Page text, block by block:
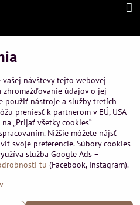
:
Copyright
návštevy tejto webovej
údajov o jej
použiť nástroje a služby tretích
preniesť k partnerom v EÚ, USA
„Prijať všetky cookies“
Nižšie môžete nájsť
svoje preferencie. Súbory cookies
služba Google Ads –
tu (Facebook, Instagram).